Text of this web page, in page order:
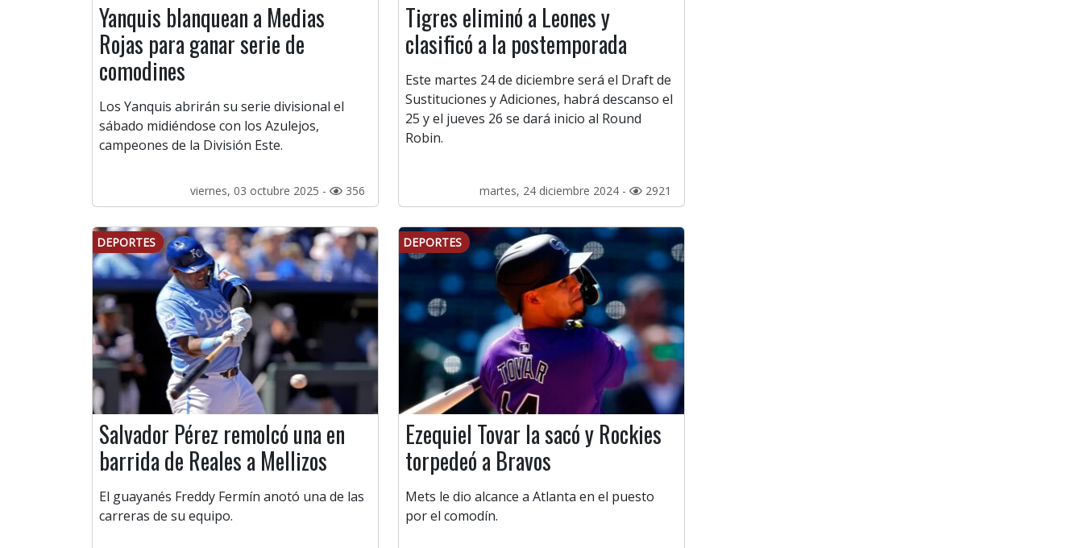
Yanquis blanquean a Medias
Rojas para ganar serie de
comodines
Los Yanquis abrirán su serie divisional el
sábado midiéndose con los Azulejos,
campeones de la División Este.
viernes, 03 octubre 2025 - 356
Tigres eliminó a Leones y
clasificó a la postemporada
Este martes 24 de diciembre será el Draft de
Sustituciones y Adiciones, habrá descanso el
25 y el jueves 26 se dará inicio al Round
Robin.
martes, 24 diciembre 2024 - 2921
DEPORTES
Salvador Pérez remolcó una en
barrida de Reales a Mellizos
El guayanés Freddy Fermín anotó una de las
carreras de su equipo.
DEPORTES
Ezequiel Tovar la sacó y Rockies
torpedeó a Bravos
Mets le dio alcance a Atlanta en el puesto
por el comodín.